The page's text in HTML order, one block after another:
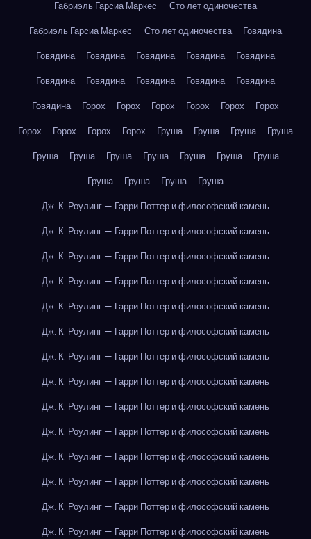
Габриэль Гарсиа Маркес — Сто лет одиночества
Габриэль Гарсиа Маркес — Сто лет одиночества
Говядина
Говядина
Говядина Говядина Говядина
Говядина
Говядина
Говядина Говядина Говядина
Говядина
Говядина
Горох Горох Горох Горох Горох
Горох
Горох
Горох Горох Горох Груша Груша Груша
Груша
Груша
Груша Груша Груша Груша Груша
Груша
Груша
Груша Груша
Груша
Дж. К. Роулинг — Гарри Поттер и философский камень
Дж. К. Роулинг — Гарри Поттер и философский камень
Дж. К. Роулинг — Гарри Поттер и философский камень
Дж. К. Роулинг — Гарри Поттер и философский камень
Дж. К. Роулинг — Гарри Поттер и философский камень
Дж. К. Роулинг — Гарри Поттер и философский камень
Дж. К. Роулинг — Гарри Поттер и философский камень
Дж. К. Роулинг — Гарри Поттер и философский камень
Дж. К. Роулинг — Гарри Поттер и философский камень
Дж. К. Роулинг — Гарри Поттер и философский камень
Дж. К. Роулинг — Гарри Поттер и философский камень
Дж. К. Роулинг — Гарри Поттер и философский камень
Дж. К. Роулинг — Гарри Поттер и философский камень
Дж. К. Роулинг — Гарри Поттер и философский камень